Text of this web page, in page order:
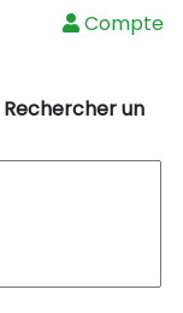
Compte
Rechercher un